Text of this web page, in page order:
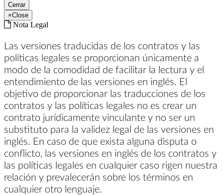
Cerrar
×Close
Nota Legal
Las versiones traducidas de los contratos y las
políticas legales se proporcionan únicamente a
modo de la comodidad de facilitar la lectura y el
entendimiento de las versiones en inglés. El
objetivo de proporcionar las traducciones de los
contratos y las políticas legales no es crear un
contrato jurídicamente vinculante y no ser un
substituto para la validez legal de las versiones en
inglés. En caso de que exista alguna disputa o
conflicto, las versiones en inglés de los contratos y
las políticas legales en cualquier caso rigen nuestra
relación y prevalecerán sobre los términos en
cualquier otro lenguaje.